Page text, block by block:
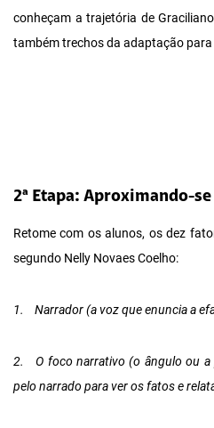
conheçam a trajetória de
também trechos da adaptação para
2ª Etapa: Aproximando-
Retome com os alunos, os dez
segundo Nelly Novaes Coelho:
1. Narrador (a voz que enuncia a
2.
O foco narrativo (o ângulo ou
pelo narrado para ver os fatos e